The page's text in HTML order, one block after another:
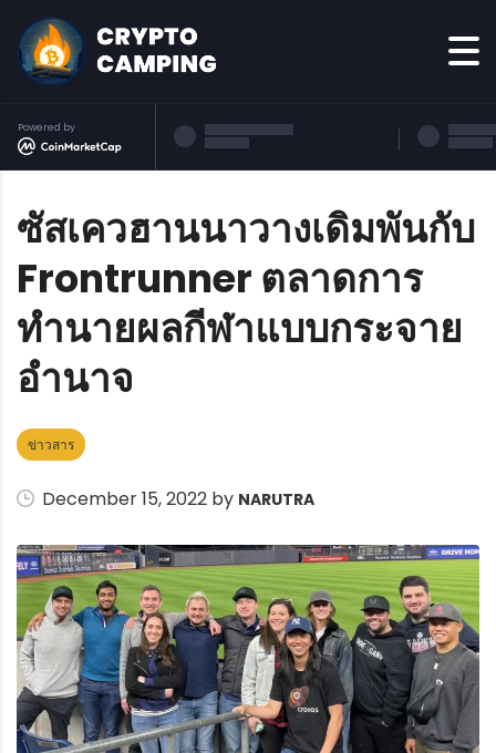
Powered by
ซัสเควฮานนาวางเดิมพันกับ
Frontrunner ตลาดการ
ทำนายผลกีฬาแบบกระจาย
อำนาจ
ข่าวสาร
December 15, 2022 by NARUTRA